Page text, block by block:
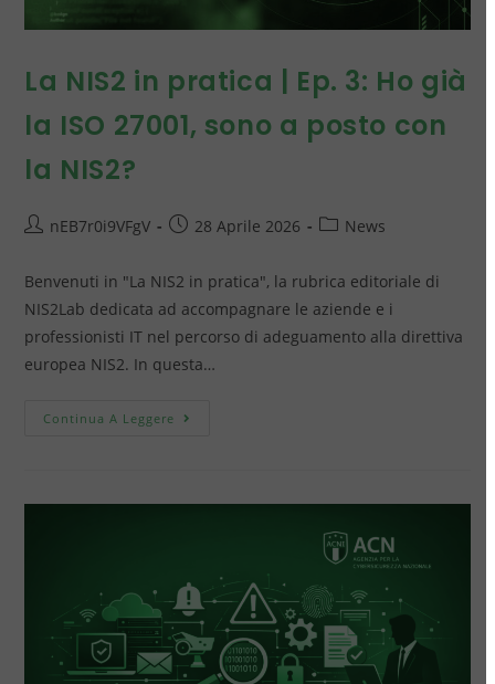
La NIS2 in pratica | Ep. 3: Ho già
la ISO 27001, sono a posto con
la NIS2?
nEB7r0i9VFgV 28 Aprile 2026 News
Benvenuti in "La NIS2 in pratica", la rubrica editoriale di
NIS2Lab dedicata ad accompagnare le aziende e i
professionisti IT nel percorso di adeguamento alla direttiva
europea NIS2. In questa…
Continua A Leggere